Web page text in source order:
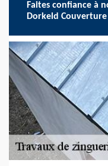
Faites confiance à
Dorkeld